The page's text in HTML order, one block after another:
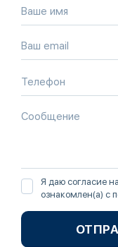
Я даю согласие
ознакомлен(а) с